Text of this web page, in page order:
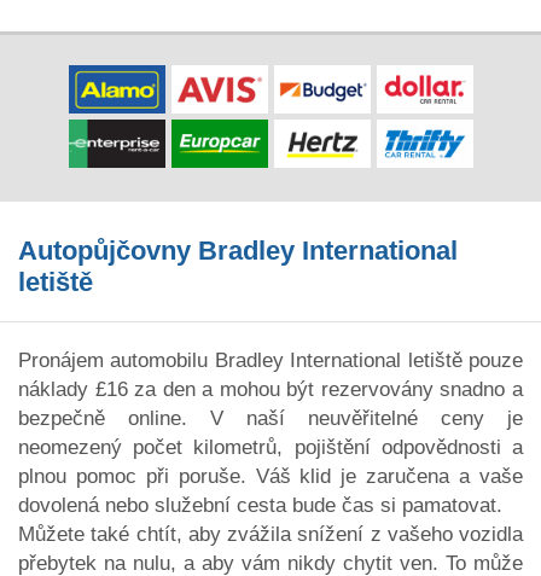
Autopůjčovny Bradley International
letiště
Pronájem automobilu Bradley International letiště pouze
náklady £16 za den a mohou být rezervovány snadno a
bezpečně online. V naší neuvěřitelné ceny je
neomezený počet kilometrů, pojištění odpovědnosti a
plnou pomoc při poruše. Váš klid je zaručena a vaše
dovolená nebo služební cesta bude čas si pamatovat.
Můžete také chtít, aby zvážila snížení z vašeho vozidla
přebytek na nulu, a aby vám nikdy chytit ven. To může